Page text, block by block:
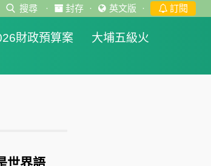
搜尋 · 封存 · 英文版 · 訂閱
財政預算案
大埔五級火
世界語